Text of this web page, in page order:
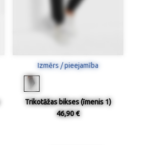
Izmērs / pieejamība
Trikotāžas bikses (īmenis 1)
46,90 €